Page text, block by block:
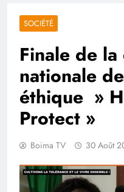
SOCIÉTÉ
Finale de
nationale
éthique »
Protect »
Boima TV 30 Août